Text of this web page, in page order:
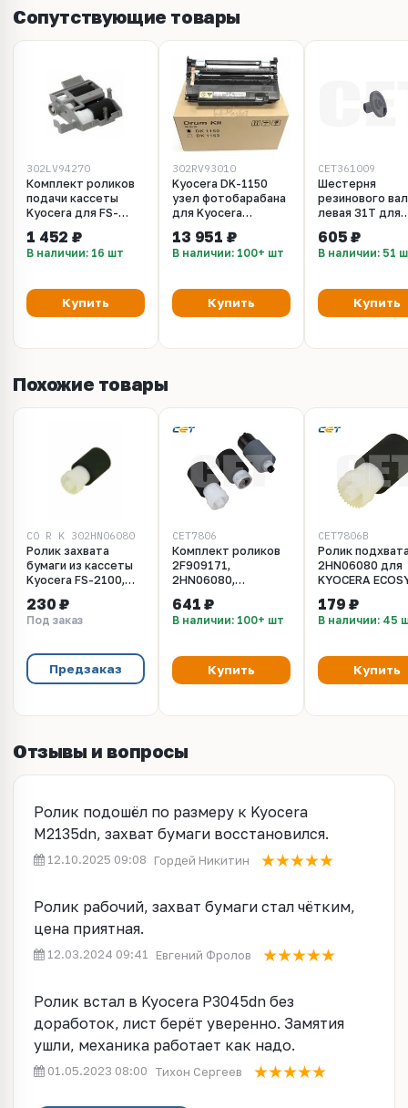
Сопутствующие товары
302LV94270
Комплект роликов
подачи кассеты
Kyocera для FS-
ECOSYS
M3040dn/M3540idn/M3550idn,
302LV94270
1 452 ₽
В наличии: 16 шт
Купить
302RV93010
Kyocera DK-1150
узел фотобарабана
для Kyocera
P2235dn, P2235dw,
M2040dn, M2540dn,
M2635dn, M2635dw,
M2640idw, M2735dw
(Ресурс 100 000)
13 951 ₽
В наличии: 100+ шт
Купить
CET361009
Шестерня
резинового
левая 31T для
M2040dn/
(CET),
605 ₽
В наличии: 51
Купить
Похожие товары
CO_R_K_302HN06080
Ролик захвата
бумаги из кассеты
Kyocera FS-2100,
M2040, P3050
(302HN06080) сов.
230 ₽
Под заказ
Предзаказ
CET7806
Комплект роликов
2F909171,
2HN06080,
KYOCERA
2100DN/4100DN/4200DN/6025MFP/
(CET), CET7806,
CET7806R
641 ₽
В наличии: 100+ шт
Купить
CET7806B
Ролик
2HN06080 для
KYOCERA
2100D/4200DN
(CET),
179 ₽
В наличии: 45
Купить
Отзывы и вопросы
Ролик подошёл по размеру к Kyocera
M2135dn, захват бумаги восстановился.
12.10.2025 09:08 Гордей Никитин
Ролик рабочий, захват бумаги стал чётким,
цена приятная.
12.03.2024 09:41 Евгений Фролов
Ролик встал в Kyocera P3045dn без
доработок, лист берёт уверенно. Замятия
ушли, механика работает как надо.
01.05.2023 08:00 Тихон Сергеев